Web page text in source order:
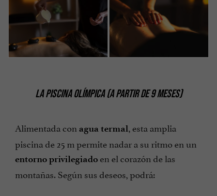
LA PISCINA OLÍMPICA (A PARTIR DE 9 MESES)
Alimentada con agua termal, esta amplia
piscina de 25 m permite nadar a su ritmo en un
entorno privilegiado en el corazón de las
montañas. Según sus deseos, podrá: